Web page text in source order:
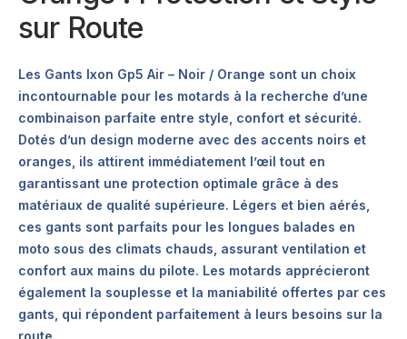
sur Route
Les Gants Ixon Gp5 Air – Noir / Orange sont un choix
incontournable pour les motards à la recherche d’une
combinaison parfaite entre style, confort et sécurité.
Dotés d’un design moderne avec des accents noirs et
oranges, ils attirent immédiatement l’œil tout en
garantissant une protection optimale grâce à des
matériaux de qualité supérieure. Légers et bien aérés,
ces gants sont parfaits pour les longues balades en
moto sous des climats chauds, assurant ventilation et
confort aux mains du pilote. Les motards apprécieront
également la souplesse et la maniabilité offertes par ces
gants, qui répondent parfaitement à leurs besoins sur la
route.